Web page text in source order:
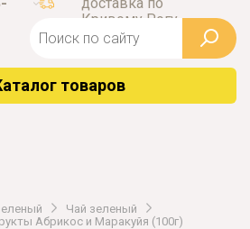
Кривому Рогу
товаров
Чай зеленый
Абрикос и Маракуйя (100г)